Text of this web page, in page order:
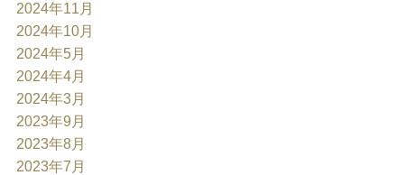
2024年11月
2024年10月
2024年5月
2024年4月
2024年3月
2023年9月
2023年8月
2023年7月